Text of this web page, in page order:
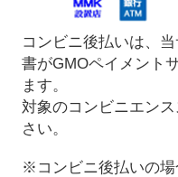
コンビニ後払いは、
書がGMOペイメント
ます。
対象のコンビニエン
さい。
※コンビニ後払いの場